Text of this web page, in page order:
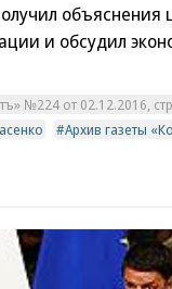
объяснения
и обсудил
№224 от 02.12.2016,
Архив газеты